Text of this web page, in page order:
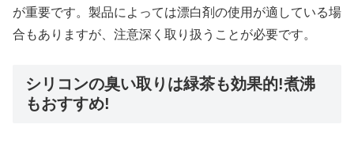
が重要です。製品によっては漂白剤の使用が適している場
合もありますが、注意深く取り扱うことが必要です。
シリコンの臭い取りは緑茶も効果的!煮沸
もおすすめ!